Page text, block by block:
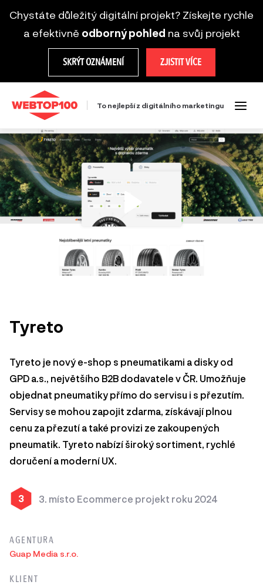
Chystáte důležitý digitální projekt? Získejte rychle
a efektivně odborný pohled na svůj projekt
SKRÝT OZNÁMENÍ ZJISTIT VÍCE
To nejlepší z digitálního marketingu
Tyreto
Tyreto je nový e-shop s pneumatikami a disky od
GPD a.s., největšího B2B dodavatele v ČR. Umožňuje
objednat pneumatiky přímo do servisu i s přezutím.
Servisy se mohou zapojit zdarma, získávají plnou
cenu za přezutí a také provizi ze zakoupených
pneumatik. Tyreto nabízí široký sortiment, rychlé
doručení a moderní UX.
3 3. místo Ecommerce projekt roku 2024
AGENTURA
Guap Media s.r.o.
KLIENT